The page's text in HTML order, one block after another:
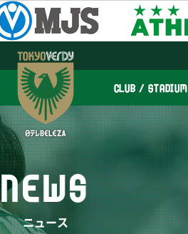
CLUB / STADIUM
NEWS
ニュース